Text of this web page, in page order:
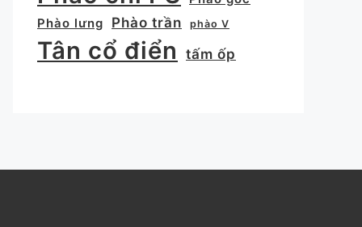
Phào lưng
Phào trần phào V
Tân cổ điển tấm ốp